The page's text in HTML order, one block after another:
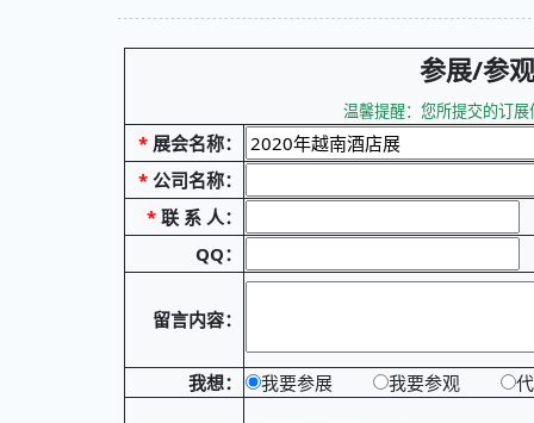
参展/参
温馨提醒：您所提交的订
* 展会名称：
* 公司名称：
* 联 系 人：
QQ：
留言内容：
我想： 我要参展 我要参观